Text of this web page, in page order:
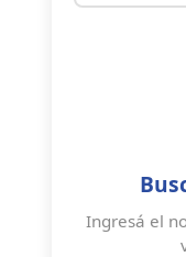
Ingresá el